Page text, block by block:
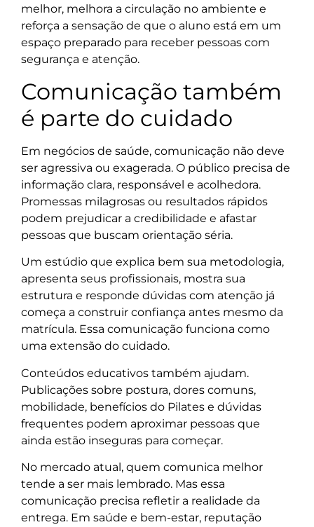
melhor, melhora a circulação no ambiente e
reforça a sensação de que o aluno está em um
espaço preparado para receber pessoas com
segurança e atenção.
Comunicação também
é parte do cuidado
Em negócios de saúde, comunicação não deve
ser agressiva ou exagerada. O público precisa de
informação clara, responsável e acolhedora.
Promessas milagrosas ou resultados rápidos
podem prejudicar a credibilidade e afastar
pessoas que buscam orientação séria.
Um estúdio que explica bem sua metodologia,
apresenta seus profissionais, mostra sua
estrutura e responde dúvidas com atenção já
começa a construir confiança antes mesmo da
matrícula. Essa comunicação funciona como
uma extensão do cuidado.
Conteúdos educativos também ajudam.
Publicações sobre postura, dores comuns,
mobilidade, benefícios do Pilates e dúvidas
frequentes podem aproximar pessoas que
ainda estão inseguras para começar.
No mercado atual, quem comunica melhor
tende a ser mais lembrado. Mas essa
comunicação precisa refletir a realidade da
entrega. Em saúde e bem-estar, reputação